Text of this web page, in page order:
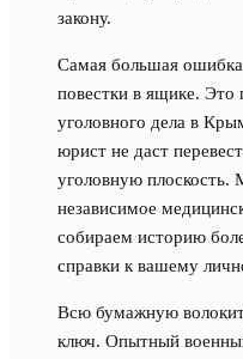
закону.
Самая большая
повестки в ящике.
уголовного дела в
юрист не даст
уголовную плоскость.
независимое
собираем историю
справки к вашему
Всю бумажную
ключ. Опытный